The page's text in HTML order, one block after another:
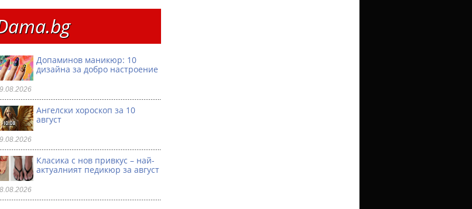
Допаминов маникюр: 10
дизайна за добро настроение
Ангелски хороскоп за 10
август
Класика с нов привкус – най-
актуалният педикюр за август